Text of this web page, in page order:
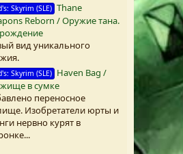
Skyrim (SLE) Thane
Reborn / Оружие тана.
вид уникального
Skyrim (SLE) Haven Bag /
в сумке
переносное
Изобретатели юрты и
нервно курят в